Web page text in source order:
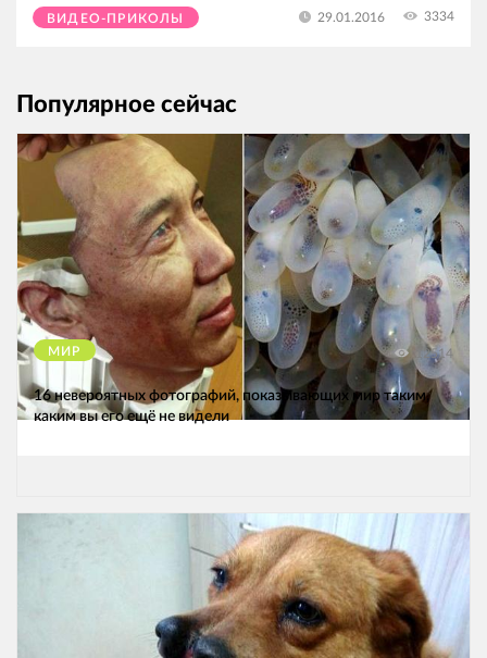
ВИДЕО-ПРИКОЛЫ 29.01.2016 3334
Популярное сейчас
МИР 12514
16 невероятных фотографий, показывающих мир таким,
каким вы его ещё не видели